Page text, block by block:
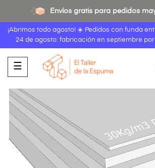
Envíos gratis para pedidos
¡Abrimos todo agosto! ☀️ Pedidos con funda
24 de agosto: fabricación en septiembre
Navegación
de
palanca
☰